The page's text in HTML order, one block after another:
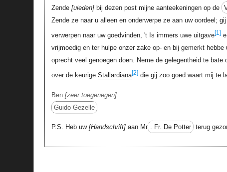
Zende uieden bij dezen post mijne aanteekeningen op de
Zende ze naar u alleen en onderwerpe ze aan uw oordeel;
verwerpen naar uw goedvinden, 't Is immers uwe uitgave[1]
vrijmoedig en ter hulpe onzer zake op- en bij gemerkt
oprecht veel genoegen doen. Neme de gelegentheid te bate
over de keurige Stallardiana[2]die gij zoo goed waart mij te
Ben zeer toegenegen
Guido Gezelle
P.S. Heb uw Handschrift aan Mr . Fr. De Potter terug